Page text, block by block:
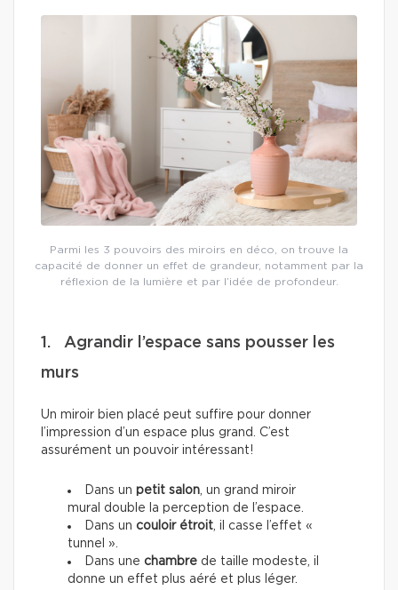
Parmi les 3 pouvoirs des miroirs en déco, on trouve la
capacité de donner un effet de grandeur, notamment par la
réflexion de la lumière et par l’idée de profondeur.
1. Agrandir l’espace sans pousser les
murs
Un miroir bien placé peut suffire pour donner
l’impression d’un espace plus grand. C’est
assurément un pouvoir intéressant!
Dans un petit salon, un grand miroir
mural double la perception de l’espace.
Dans un couloir étroit, il casse l’effet «
tunnel ».
Dans une chambre de taille modeste, il
donne un effet plus aéré et plus léger.